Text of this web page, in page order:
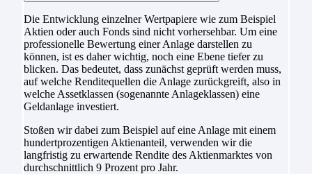
Die Entwicklung einzelner Wertpapiere wie zum Beispiel
Aktien oder auch Fonds sind nicht vorhersehbar. Um eine
professionelle Bewertung einer Anlage darstellen zu
können, ist es daher wichtig, noch eine Ebene tiefer zu
blicken. Das bedeutet, dass zunächst geprüft werden muss,
auf welche Renditequellen die Anlage zurückgreift, also in
welche Assetklassen (sogenannte Anlageklassen) eine
Geldanlage investiert.
Stoßen wir dabei zum Beispiel auf eine Anlage mit einem
hundertprozentigen Aktienanteil, verwenden wir die
langfristig zu erwartende Rendite des Aktienmarktes von
durchschnittlich 9 Prozent pro Jahr.